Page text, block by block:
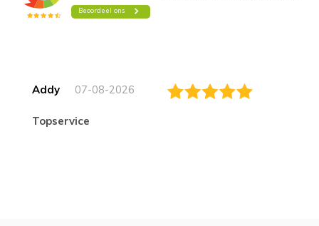
Addy 07-08-2026
topservice